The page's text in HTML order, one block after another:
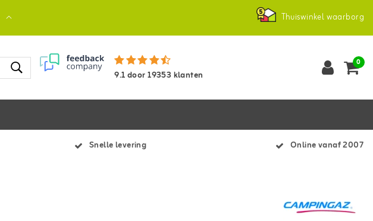
Thuiswinkel waarborg
9.1door19353 klanten
0
Snelle levering Online vanaf 2007